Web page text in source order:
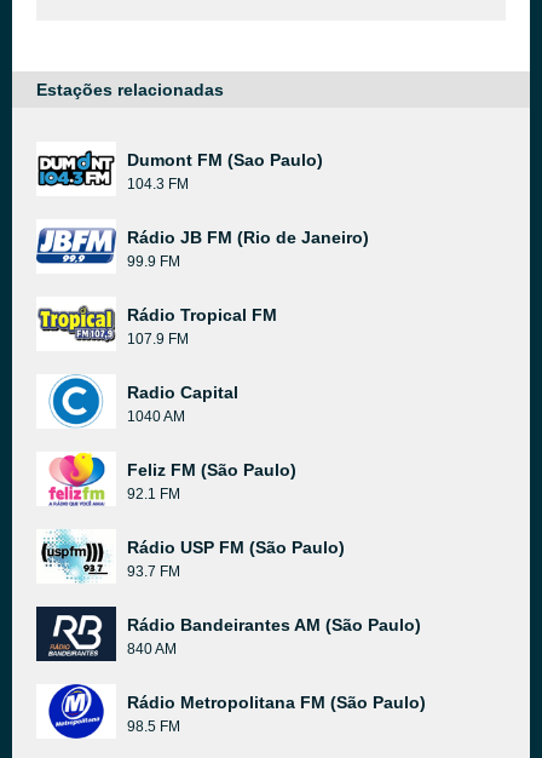
Estações relacionadas
Dumont FM (Sao Paulo)
104.3 FM
Rádio JB FM (Rio de Janeiro)
99.9 FM
Rádio Tropical FM
107.9 FM
Radio Capital
1040 AM
Feliz FM (São Paulo)
92.1 FM
Rádio USP FM (São Paulo)
93.7 FM
Rádio Bandeirantes AM (São Paulo)
840 AM
Rádio Metropolitana FM (São Paulo)
98.5 FM